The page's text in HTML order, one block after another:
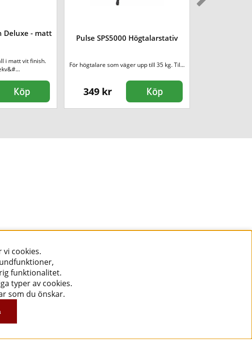
Deluxe - matt
i matt vit finish.
Köp
Pulse SPS5000 Högtalarstativ
För högtalare som väger upp till 35 kg. Til...
349 kr Köp
vi cookies.
funktionalitet.
typer av cookies.
som du önskar.